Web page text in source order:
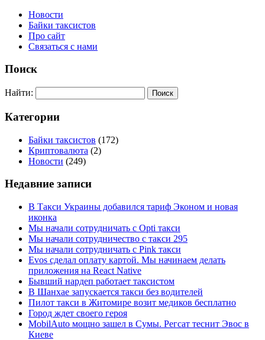
Новости
Байки таксистов
Про сайт
Связаться с нами
Поиск
Найти:
Категории
Байки таксистов (172)
Криптовалюта (2)
Новости (249)
Недавние записи
В Такси Украины добавился тариф Эконом и новая
иконка
Мы начали сотрудничать с Opti такси
Мы начали сотрудничество с такси 295
Мы начали сотрудничать с Pink такси
Evos сделал оплату картой. Мы начинаем делать
приложения на React Native
Бывший нардеп работает таксистом
В Шанхае запускается такси без водителей
Пилот такси в Житомире возит медиков бесплатно
Город ждет своего героя
MobilAuto мощно зашел в Сумы. Регсат теснит Эвос в
Киеве